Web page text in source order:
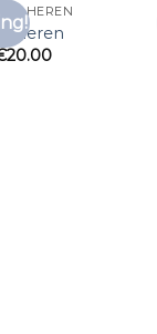
Toevoegen
HEREN
heren
20.00